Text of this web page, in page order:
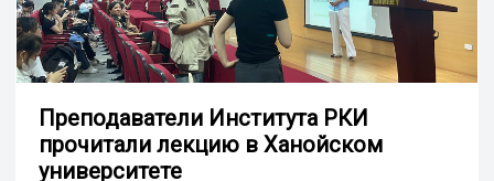
Преподаватели Института РКИ
прочитали лекцию в Ханойском
университете